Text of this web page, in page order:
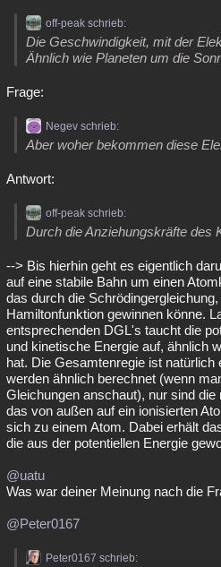
off-peak schrieb:
Die Geschwindigkeit, mit der
Ähnlich wie Planeten um die
Frage:
Negev schrieb:
Aber woher bekommen diese
Antwort:
off-peak schrieb:
Durch die Anziehungskräfte des
--> Bis hierhin geht es eigentlich
auf eine stabile Bahn um einen
das durch die
Hamiltonfunktion gewinnen könne.
entsprechenden DGL's taucht die
und kinetische Energie auf, ähnlich
hat. Die Gesamtenregie ist natürlich
werden ähnlich berechnet (wenn
Gleichungen anschaut), nur sind
das von außen auf ein ionisierten
sich zu einem Atom. Dabei erhält
die aus der potentiellen Energie
@uatu
Was war deiner Meinung nach die
@Peter0167
Peter0167 schrieb: